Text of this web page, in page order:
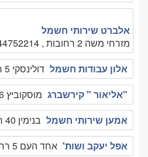
אלברט שירותי חשמל
מזרחי משה 2 רחובות , 0544752214
אלון עבודות חשמל דולינסקי 5 רחובות , 0522594792
"אליאור " קירשברג מוסקוביץ 26 רחובות , 089463243
אמען שירותי חשמל בנימין 40 רחובות , 0507924811
אפל יעקב ושות' אחד העם 5 רחובות , 089474797